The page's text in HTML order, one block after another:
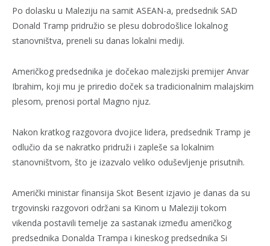
Po dolasku u Maleziju na samit ASEAN-a, predsednik SAD
Donald Tramp pridružio se plesu dobrodošlice lokalnog
stanovništva, preneli su danas lokalni mediji.
Američkog predsednika je dočekao malezijski premijer Anvar
Ibrahim, koji mu je priredio doček sa tradicionalnim malajskim
plesom, prenosi portal Magno njuz.
Nakon kratkog razgovora dvojice lidera, predsednik Tramp je
odlučio da se nakratko pridruži i zapleše sa lokalnim
stanovništvom, što je izazvalo veliko oduševljenje prisutnih.
Američki ministar finansija Skot Besent izjavio je danas da su
trgovinski razgovori održani sa Kinom u Maleziji tokom
vikenda postavili temelje za sastanak između američkog
predsednika Donalda Trampa i kineskog predsednika Si